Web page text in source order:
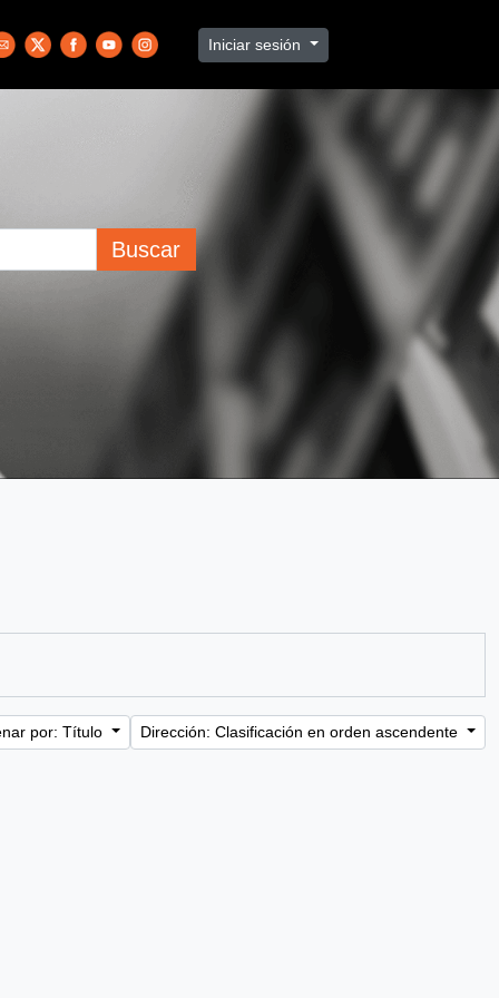
Iniciar sesión
Buscar
por: Título Dirección: Clasificación en orden ascendente